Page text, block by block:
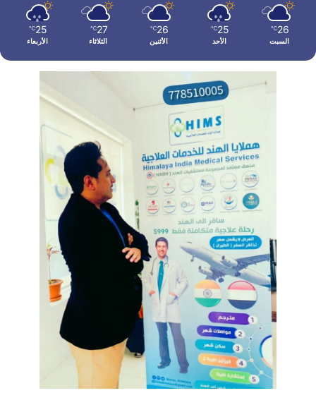
26
℃
السبت
25
℃
الأحد
26
℃
الأثنين
27
℃
الثلاثاء
25
℃
الأربعاء